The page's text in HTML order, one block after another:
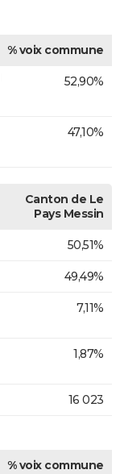
% voix commune
52,90%
47,10%
Canton de Le
Pays Messin
50,51%
49,49%
7,11%
1,87%
16 023
% voix commune